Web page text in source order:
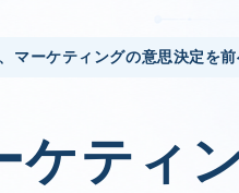
マーケティングの意思決定を
ケティ